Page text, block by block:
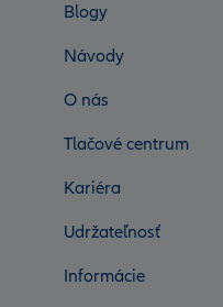
Blogy
Návody
O nás
Tlačové centrum
Kariéra
Udržateľnosť
Informácie